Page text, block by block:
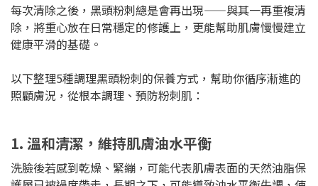
每次清除之後，黑頭粉刺總是會再出現——與其一再重複清
除，將重心放在日常穩定的修護上，更能幫助肌膚慢慢建立
健康平滑的基礎。
以下整理5種調理黑頭粉刺的保養方式，幫助你循序漸進的
照顧膚況，從根本調理、預防粉刺肌：
1. 溫和清潔，維持肌膚油水平衡
洗臉後若感到乾燥、緊繃，可能代表肌膚表面的天然油脂保